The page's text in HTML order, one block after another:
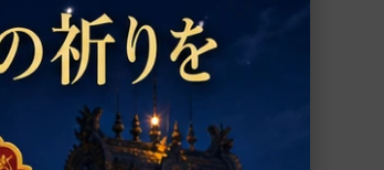
ローリング・ヨーガ・マット（ワインレッ
ド）